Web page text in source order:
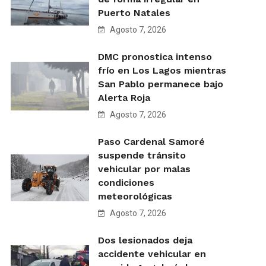
Puerto Natales
Agosto 7, 2026
DMC pronostica intenso
frío en Los Lagos mientras
San Pablo permanece bajo
Alerta Roja
Agosto 7, 2026
Paso Cardenal Samoré
suspende tránsito
vehicular por malas
condiciones
meteorológicas
Agosto 7, 2026
Dos lesionados deja
accidente vehicular en